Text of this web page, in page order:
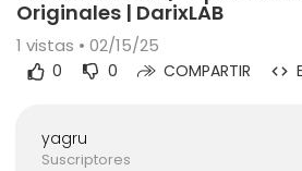
Originales | DarixLAB
1 vistas • 02/15/25
0 0 COMPARTIR
yagru
Suscriptores